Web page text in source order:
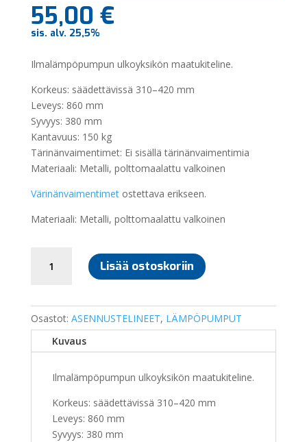
55,00 €
sis. alv. 25,5%
Ilmalämpöpumpun ulkoyksikön maatukiteline.
Korkeus: säädettävissä 310–420 mm
Leveys: 860 mm
Syvyys: 380 mm
Kantavuus: 150 kg
Tärinänvaimentimet: Ei sisällä tärinänvaimentimia
Materiaali: Metalli, polttomaalattu valkoinen
Värinänvaimentimetostettava erikseen.
Materiaali: Metalli, polttomaalattu valkoinen
MAATUKITELINE
määrä
Lisää ostoskoriin
Osastot: ASENNUSTELINEET, LÄMPÖPUMPUT
Kuvaus
Ilmalämpöpumpun ulkoyksikön maatukiteline.
Korkeus: säädettävissä 310–420 mm
Leveys: 860 mm
Syvyys: 380 mm